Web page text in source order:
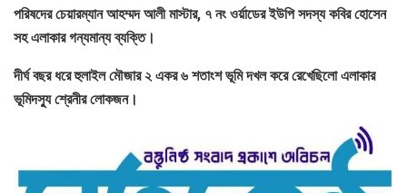
পরিষদের চেয়ারম্যান আহম্মদ আলী মাস্টার, ৭ নং ওর্য়াডের ইউপি সদস্য কবির হোসেন
সহ এলাকার গন্যমান্য ব্যক্তি।
দীর্ঘ বছর ধরে হুলাইল মৌজার ২ একর ৬ শতাংশ ভূমি দখল করে রেখেছিলো এলাকার
ভূমিদস্যু শ্রেনীর লোকজন।